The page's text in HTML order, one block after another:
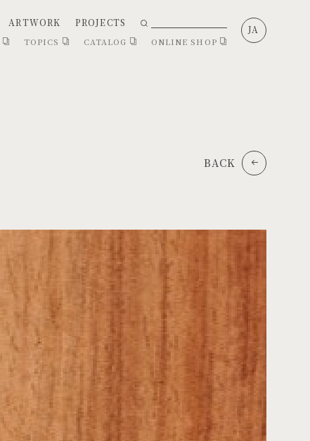
ARTWORK PROJECTS
TOPICS CATALOG ONLINE SHOP
JA
BACK